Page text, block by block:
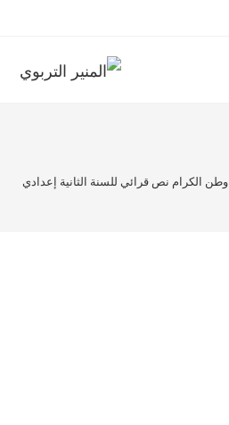
وطن الكرام نص قرائي للسنة الثانية إعدادي